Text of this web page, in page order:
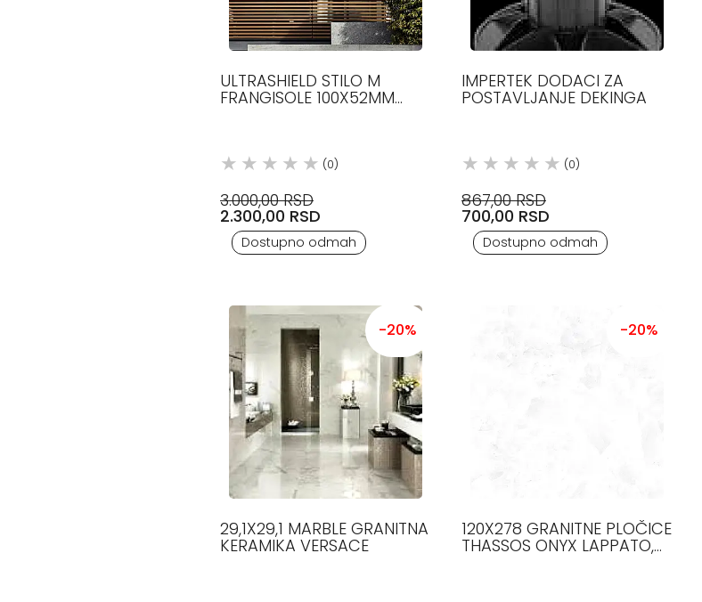
ULTRASHIELD STILO M
FRANGISOLE 100X52MM
(0)
3.000,00 RSD
2.300,00 RSD
Dostupno odmah
IMPERTEK DODACI ZA
POSTAVLJANJE DEKINGA
(0)
867,00 RSD
700,00 RSD
Dostupno odmah
-20%
29,1X29,1 MARBLE GRANITNA
KERAMIKA VERSACE
-20%
120X278 GRANITNE PLOČICE
THASSOS ONYX LAPPATO,